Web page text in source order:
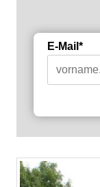
E-Mail*